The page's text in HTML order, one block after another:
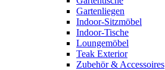
Gartenliegen
Indoor-Sitzmöbel
Indoor-Tische
Loungemöbel
Teak Exterior
Zubehör & Accessoires